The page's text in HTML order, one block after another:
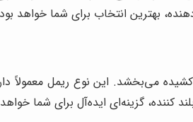
بهترین انتخاب برای شما خواهد
کشیده می‌بخشد. این نوع ریمل معمولاً
کننده، گزینه‌ای ایده‌آل برای شما